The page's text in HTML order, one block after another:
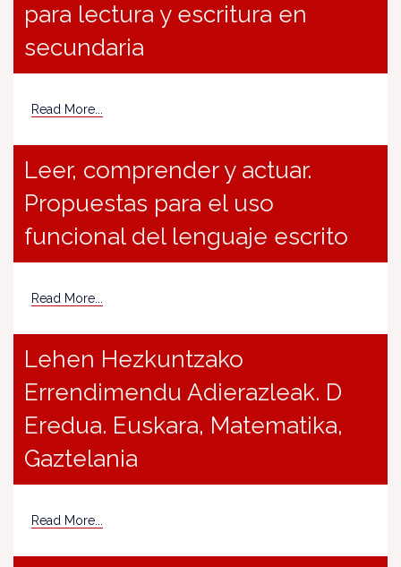
para lectura y escritura en
secundaria
Read More...
Leer, comprender y actuar.
Propuestas para el uso
funcional del lenguaje escrito
Read More...
Lehen Hezkuntzako
Errendimendu Adierazleak. D
Eredua. Euskara, Matematika,
Gaztelania
Read More...